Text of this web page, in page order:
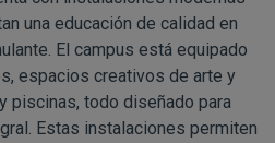
una educación de calidad en
El campus está equipado
espacios creativos de arte y
piscinas, todo diseñado para
Estas instalaciones permiten